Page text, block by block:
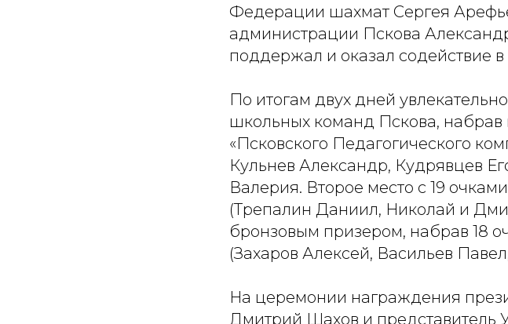
Федерации шахмат Сергея
администрации Пскова
поддержал и оказал содействие
По итогам двух дней
школьных команд Пскова, набрав
«Псковского Педагогического
Кульнев Александр, Кудрявцев
Валерия. Второе место с 19
(Трепалин Даниил, Николай и
бронзовым призером, набрав 18
(Захаров Алексей, Васильев
На церемонии награждения
Дмитрий Шахов и представитель